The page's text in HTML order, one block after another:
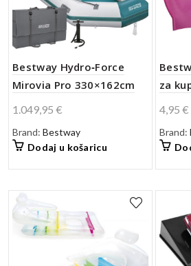
Bestway Hydro‑Force
Mirovia Pro 330×162cm
1.049,95€
Brand:Bestway
Dodaj u košaricu
za
4,95€
Brand: